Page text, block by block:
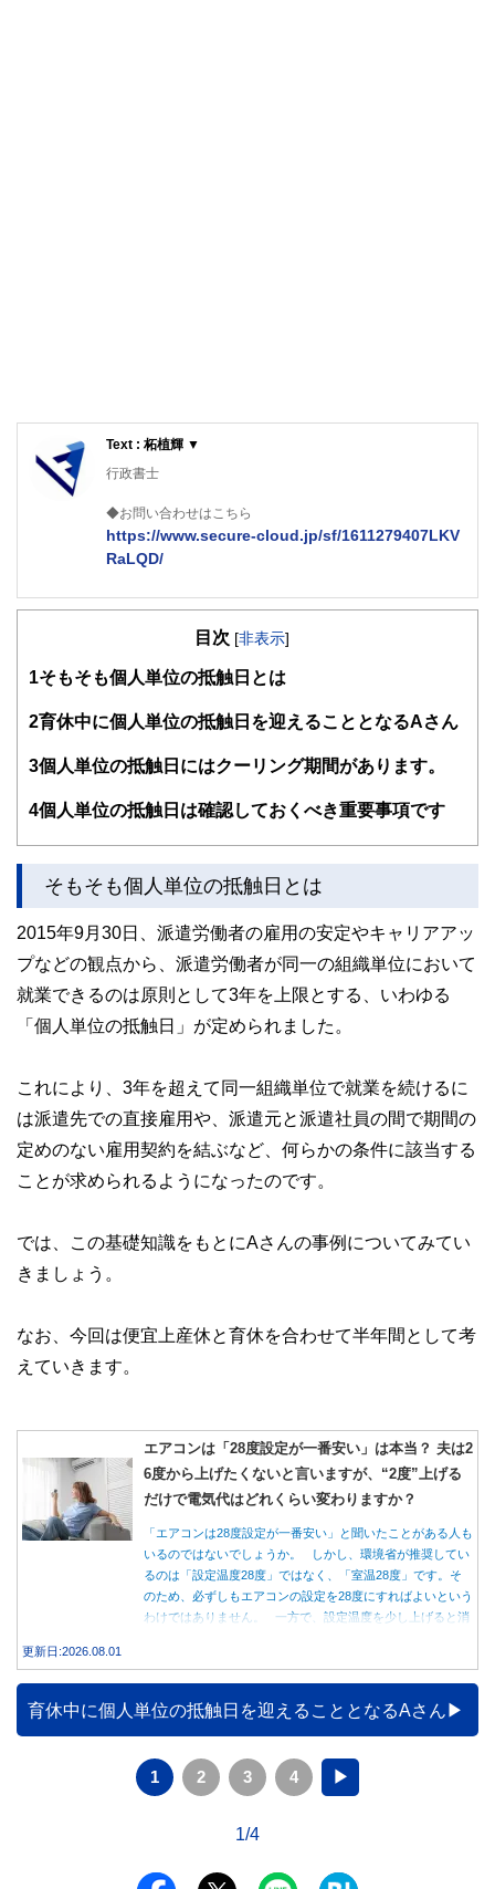
Text : 柘植輝 ▼
行政書士
◆お問い合わせはこちら
https://www.secure-cloud.jp/sf/1611279407LKV
RaLQD/
２級ファイナンシャルプランナー
活かして活動を始める。
する傍ら、フリーライターとして精力的に活動中。広範な知
目次 [非表示]
1そもそも個人単位の抵触日とは
2育休中に個人単位の抵触日を迎えることとなるAさん
3個人単位の抵触日にはクーリング期間があります。
4個人単位の抵触日は確認しておくべき重要事項です
そもそも個人単位の抵触日とは
2015年9月30日、派遣労働者の雇用の安定やキャリアアッ
プなどの観点から、派遣労働者が同一の組織単位において
就業できるのは原則として3年を上限とする、いわゆる
「個人単位の抵触日」が定められました。
これにより、3年を超えて同一組織単位で就業を続けるに
は派遣先での直接雇用や、派遣元と派遣社員の間で期間の
定めのない雇用契約を結ぶなど、何らかの条件に該当する
ことが求められるようになったのです。
では、この基礎知識をもとにAさんの事例についてみてい
きましょう。
なお、今回は便宜上産休と育休を合わせて半年間として考
えていきます。
エアコンは「28度設定が一番安い」は本当？ 夫は2
6度から上げたくないと言いますが、“2度”上げる
だけで電気代はどれくらい変わりますか？
「エアコンは28度設定が一番安い」と聞いたことがある人も
いるのではないでしょうか。 しかし、環境省が推奨してい
るのは「設定温度28度」ではなく、「室温28度」です。そ
のため、必ずしもエアコンの設定を28度にすればよいという
わけではありません。 一方で、設定温度を少し上げると消
データをもとに、節約効果の目安と快適に過ごすためのポイ
ントを分かりやすく解説します。
更新日:2026.08.01
育休中に個人単位の抵触日を迎えることとなるAさん
1 2 3 4 ▶
1/4